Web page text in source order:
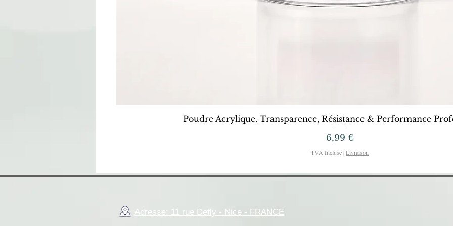
Aperçu rapide
Poudre Acrylique. Transparence, Résistance & Performance
Prix
6,99 €
TVA Incluse |Livraison
Adresse: 11 rue Defly - Nice - FRANCE